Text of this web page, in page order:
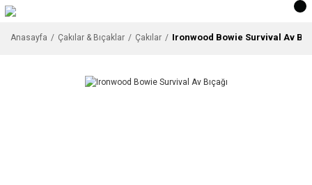
Anasayfa Çakılar & Bıçaklar Çakılar Ironwood Bowie Survival Av